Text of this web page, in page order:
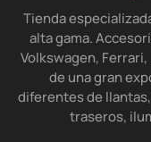
Tienda
alta gama.
Volkswagen,
de una gran
diferentes de
traseros,